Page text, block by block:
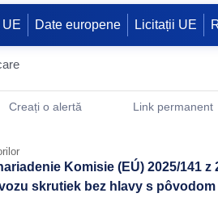
UE Date europene Licitații UE
Portlet
Creați o alertă Link permanent
Komisie (EÚ) 2025/141
skrutiek bez hlavy s